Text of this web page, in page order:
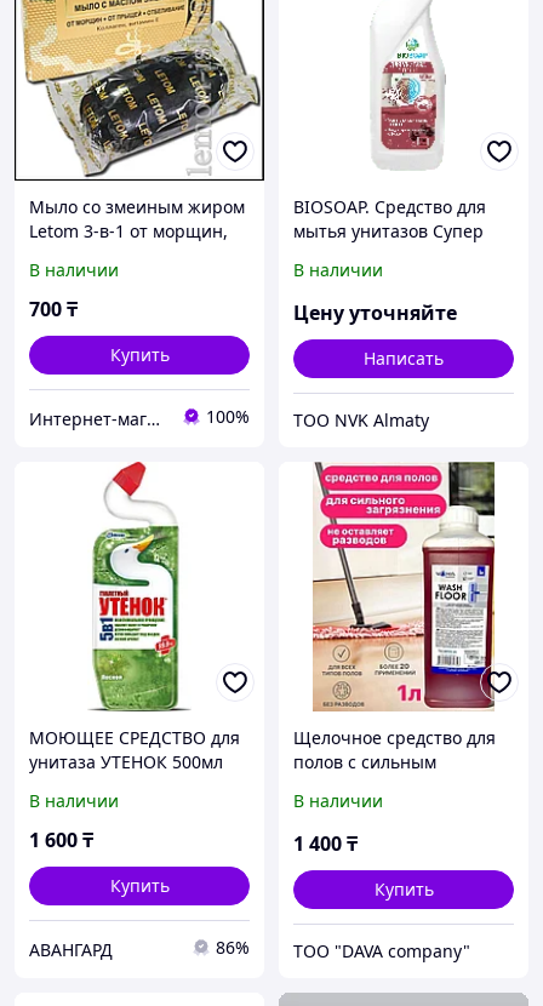
Мыло со змеиным жиром
Letom 3-в-1 от морщин,
отбеливающее
В наличии
700₸
Купить
Интернет-магазин "Лимонный островок" 100%
BIOSOAP. Средство для
мытья унитазов Супер
CHERRY
В наличии
Цену уточняйте
Написать
ТОО NVK Almaty
МОЮЩЕЕ СРЕДСТВО для
унитаза УТЕНОК 500мл
В наличии
1 600₸
Купить
АВАНГАРД 86%
Щелочное средство для
полов с сильным
В наличии
1 400₸
Купить
ТОО "DAVA company"